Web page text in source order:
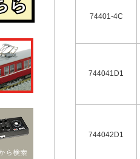
74401-4C
744041D1
744042D1